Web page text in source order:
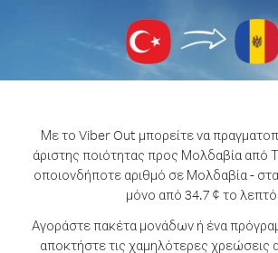
Με το Viber Out μπορείτε να
άριστης ποιότητας προς Μολδαβία από
οποιονδήποτε αριθμό σε Μολδαβία -
μόνο από 34.7 ¢ το
Αγοράστε πακέτα μονάδων ή ένα
αποκτήστε τις χαμηλότερες χρεώσεις